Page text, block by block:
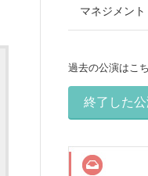
マネジメント
過去の公演はこ
終了した